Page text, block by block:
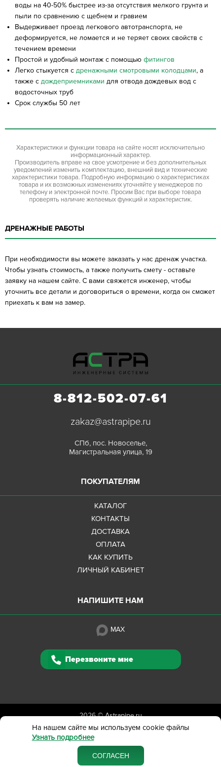
воды на 40-50% быстрее из-за отсутствия мелкого грунта и
пыли по сравнению с щебнем и гравием
Выдерживает проезд легкового автотранспорта, не
деформируется, не ломается и не теряет своих свойств с
течением времени
Простой и удобный монтаж с помощью фитингов
Легко стыкуется с дренажными смотровыми колодцами, а
также с дождеприемниками для отвода дождевых вод с
водосточных труб
Срок службы 50 лет
Характеристики и функции товара на сайте носят исключительно
информационный характер.
Производитель вправе на свое усмотрение и без дополнительных
уведомлений изменить комплектацию, внешний вид и технические
характеристики товара. Подробную информацию о характеристиках
товара и их возможных изменениях уточняйте у менеджеров по
телефону и электронной почте. Просим Вас при выборе товара
проверять наличие желаемых функций и характеристик.
ДРЕНАЖНЫЕ РАБОТЫ
При необходимости вы можете заказать у нас дренаж участка.
Чтобы узнать стоимость, а также получить смету - оставьте
заявку на нашем сайте. С вами свяжется инженер, чтобы
уточнить все детали и договориться о времени, когда он сможет
приехать к вам на замер.
8-812-502-07-61
zakaz@astrapipe.ru
СПб, пос. Новоселье,
Магистральная улица, 19
ПОКУПАТЕЛЯМ
КАТАЛОГ
КОНТАКТЫ
ДОСТАВКА
ОПЛАТА
КАК КУПИТЬ
ЛИЧНЫЙ КАБИНЕТ
НАПИШИТЕ НАМ
MAX
Перезвоните мне
2026 ©Astrapipe.ru
Полная версия сайта
Политика конфиденциальности
Вся представленная на сайте информация приведена
в ознакомительных целях и не является публичной офертой
На нашем сайте мы используем cookie файлы
Узнать подробнее
СОГЛАСЕН